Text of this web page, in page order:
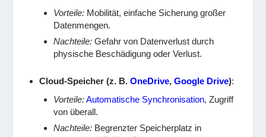
Vorteile: Mobilität, einfache Sicherung großer
Datenmengen.
Nachteile: Gefahr von Datenverlust durch
physische Beschädigung oder Verlust.
Cloud-Speicher (z. B.OneDrive,Google Drive):
Vorteile: Automatische Synchronisation, Zugriff
von überall.
Nachteile: Begrenzter Speicherplatz in